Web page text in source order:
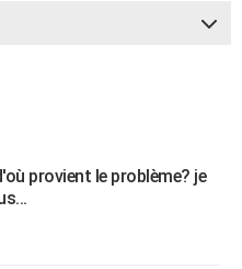
provient le problème? je